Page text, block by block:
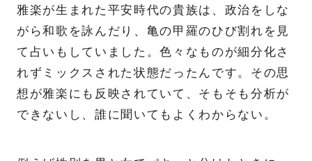
雅楽が生まれた平安時代の貴族は、政治をしな
がら和歌を詠んだり、亀の甲羅のひび割れを見
て占いもしていました。色々なものが細分化さ
れずミックスされた状態だったんです。その思
想が雅楽にも反映されていて、そもそも分析が
できないし、誰に聞いてもよくわからない。